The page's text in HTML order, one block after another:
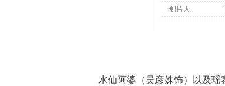
水仙阿婆（吴彦姝饰）以及瑶